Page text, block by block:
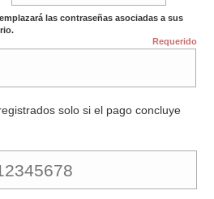
las contraseñas asociadas a sus
Requerido
solo si el pago concluye